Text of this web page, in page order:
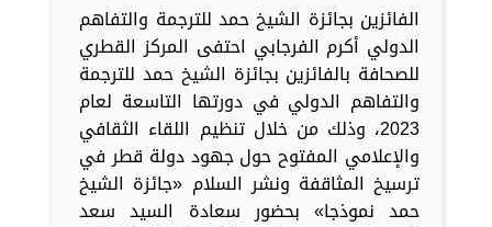
الفائزين بجائزة الشيخ حمد للترجمة والتفاهم
الدولي أكرم الفرجابي احتفى المركز القطري
للصحافة بالفائزين بجائزة الشيخ حمد للترجمة
والتفاهم الدولي في دورتها التاسعة لعام
2023، وذلك من خلال تنظيم اللقاء الثقافي
والإعلامي المفتوح حول جهود دولة قطر في
ترسيخ المثاقفة ونشر السلام «جائزة الشيخ
حمد نموذجا» بحضور سعادة السيد سعد